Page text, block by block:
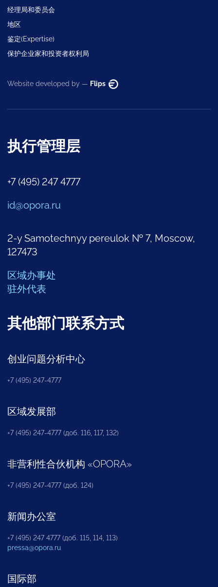
经理局和委员会
地区
鉴定(Expertise)
保护企业家和投资者权利局
Website developed by — Flips
执行管理层
+7 (495) 247 4777
id@opora.ru
2-y Samotechnyy pereulok № 7, Moscow,
127473
区域办事处
驻外代表
其他部门联系方式
创业问题分析中心
+7 (495) 247-4777
区域发展部
+7 (495) 247-4777 (доб. 116, 117, 132)
非营利性合伙机构 «OPORA»
+7 (495) 247-4777 (доб. 124)
新闻办公室
+7 (495) 247 4777 (доб. 115, 114, 113)
pressa@opora.ru
国际部